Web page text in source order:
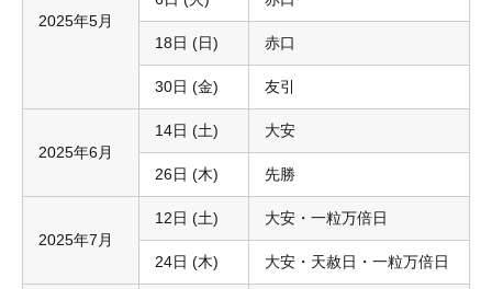
2025年5月
18日 (日) 赤口
30日 (金) 友引
2025年6月
14日 (土) 大安
26日 (木) 先勝
2025年7月
12日 (土) 大安・一粒万倍日
24日 (木) 大安・天赦日・一粒万倍日